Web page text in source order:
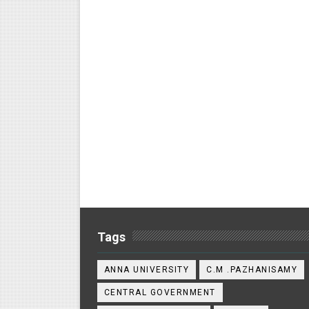
Tags
ANNA UNIVERSITY C.M .PAZHANISAMY
CENTRAL GOVERNMENT